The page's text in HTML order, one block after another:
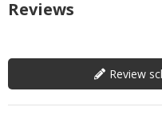
Reviews
Review